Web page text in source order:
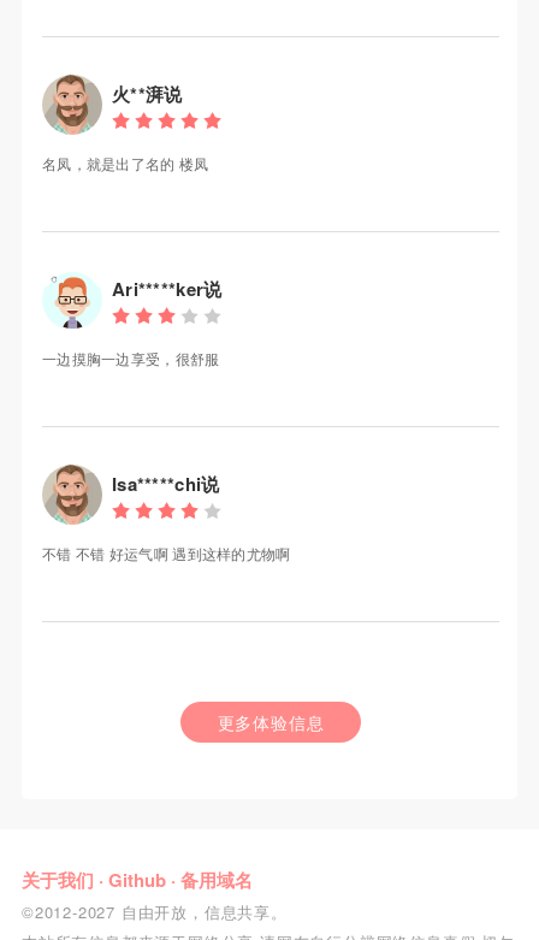
火**湃说
名凤，就是出了名的 楼凤
Ari*****ker说
一边摸胸一边享受，很舒服
Isa*****chi说
不错 不错 好运气啊 遇到这样的尤物啊
更多体验信息
关于我们 · Github· 备用域名
©2012-2027 自由开放，信息共享。